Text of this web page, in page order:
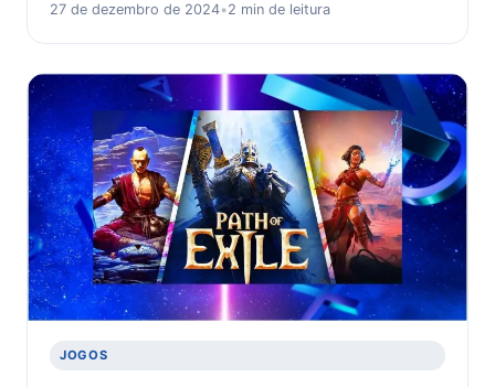
27 de dezembro de 2024•2 min de leitura
JOGOS